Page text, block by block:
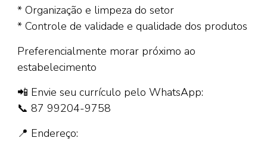
* Organização e limpeza do setor
* Controle de validade e qualidade dos produtos
Preferencialmente morar próximo ao
estabelecimento
📲 Envie seu currículo pelo WhatsApp:
📞 87 99204-9758
📍 Endereço: